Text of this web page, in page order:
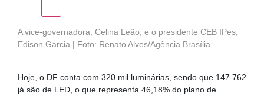
A vice-governadora, Celina Leão, e o presidente CEB IPes,
Edison Garcia | Foto: Renato Alves/Agência Brasília
Hoje, o DF conta com 320 mil luminárias, sendo que 147.762
já são de LED, o que representa 46,18% do plano de